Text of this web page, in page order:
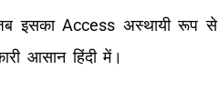
इसका Access अस्थायी रूप से
आसान हिंदी में।